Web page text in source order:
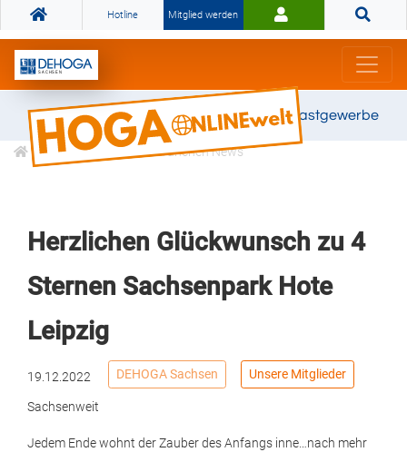
Hotline Mitglied werden
Gemeinsam stark für das Gastgewerbe
Informationen Branchen News
Herzlichen Glückwunsch zu 4
Sternen Sachsenpark Hote
Leipzig
19.12.2022 DEHOGA Sachsen Unsere Mitglieder
Sachsenweit
Jedem Ende wohnt der Zauber des Anfangs inne…nach mehr